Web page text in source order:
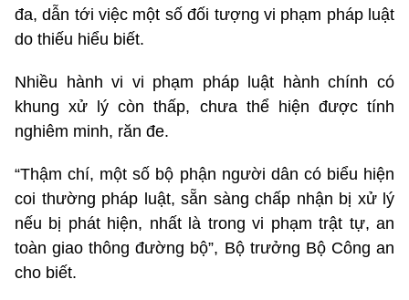
đa, dẫn tới việc một số đối tượng vi phạm pháp luật
do thiếu hiểu biết.
Nhiều hành vi vi phạm pháp luật hành chính có
khung xử lý còn thấp, chưa thể hiện được tính
nghiêm minh, răn đe.
“Thậm chí, một số bộ phận người dân có biểu hiện
coi thường pháp luật, sẵn sàng chấp nhận bị xử lý
nếu bị phát hiện, nhất là trong vi phạm trật tự, an
toàn giao thông đường bộ”, Bộ trưởng Bộ Công an
cho biết.